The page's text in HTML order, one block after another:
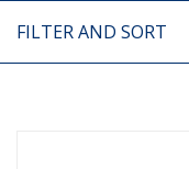
FILTER AND SORT